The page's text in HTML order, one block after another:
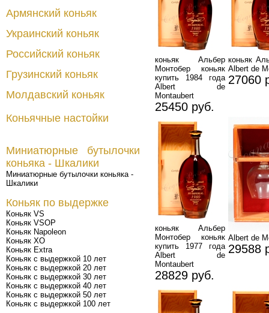
Армянский коньяк
Украинский коньяк
Российский коньяк
Грузинский коньяк
Молдавский коньяк
Коньячные настойки
Миниатюрные бутылочки
коньяка - Шкалики
Миниатюрные бутылочки коньяка -
Шкалики
Коньяк по выдержке
Коньяк VS
Коньяк VSOP
Коньяк Napoleon
Коньяк XO
Коньяк Extra
Коньяк с выдержкой 10 лет
Коньяк с выдержкой 20 лет
Коньяк с выдержкой 30 лет
Коньяк с выдержкой 40 лет
Коньяк с выдержкой 50 лет
Коньяк с выдержкой 100 лет
коньяк Альбер
Монтобер коньяк
купить 1984 года
Albert de
Montaubert
25450 руб.
коньяк
Albert de
27060
коньяк Альбер
Монтобер коньяк
купить 1977 года
Albert de
Montaubert
28829 руб.
Albert de
29588